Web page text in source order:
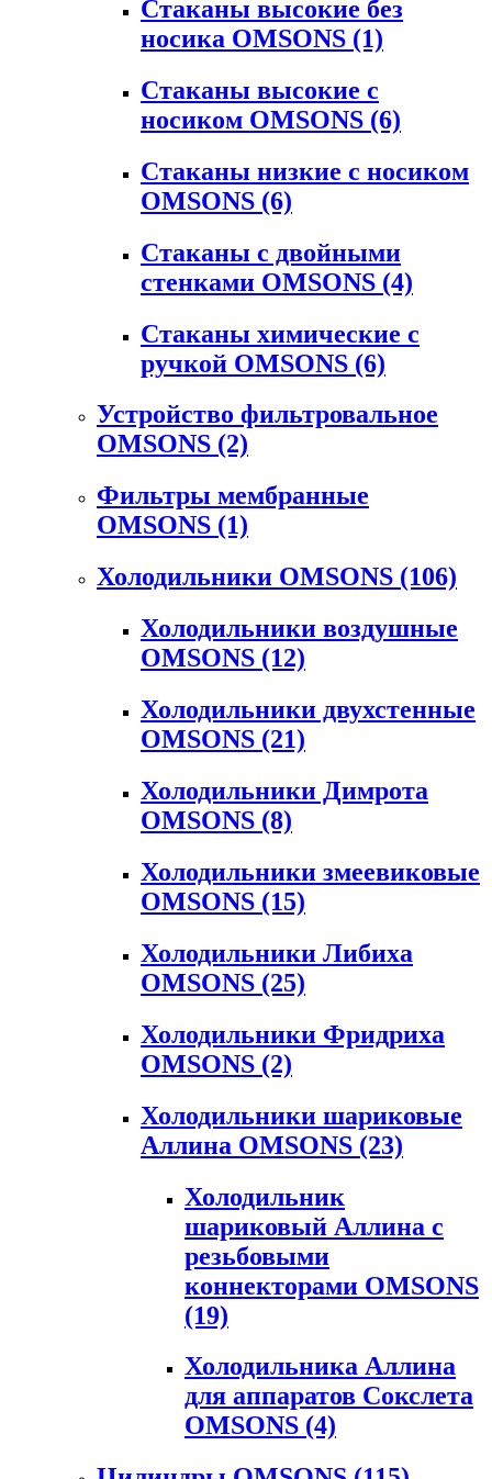
Стаканы высокие без
носика OMSONS (1)
Стаканы высокие с
носиком OMSONS (6)
Стаканы низкие с носиком
OMSONS (6)
Стаканы с двойными
стенками OMSONS (4)
Стаканы химические с
ручкой OMSONS (6)
Устройство фильтровальное
OMSONS (2)
Фильтры мембранные
OMSONS (1)
Холодильники OMSONS (106)
Холодильники воздушные
OMSONS (12)
Холодильники двухстенные
OMSONS (21)
Холодильники Димрота
OMSONS (8)
Холодильники змеевиковые
OMSONS (15)
Холодильники Либиха
OMSONS (25)
Холодильники Фридриха
OMSONS (2)
Холодильники шариковые
Аллина OMSONS (23)
Холодильник
шариковый Аллина с
резьбовыми
коннекторами OMSONS
(19)
Холодильника Аллина
для аппаратов Сокслета
OMSONS (4)